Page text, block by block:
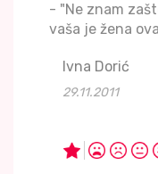
- "Ne znam
vaša je žena
Ivna Dorić
29.11.2011